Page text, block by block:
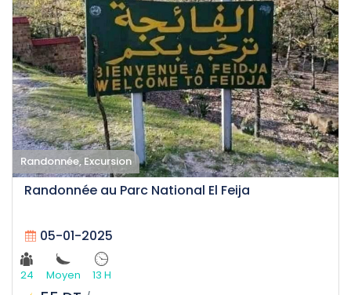
Randonnée, Excursion
Randonnée au Parc National El Feija
05-01-2025
24 Moyen 13 H